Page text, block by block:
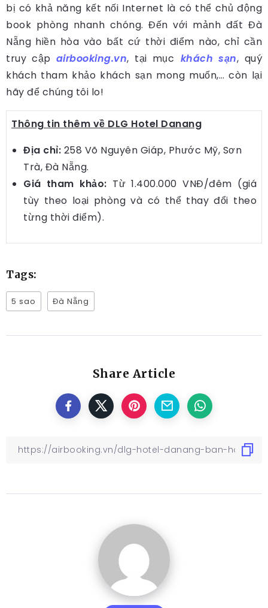
bị có khả năng kết nối Internet là có thể chủ động
book phòng nhanh chóng. Đến với mảnh đất Đà
Nẵng hiền hòa vào bất cứ thời điểm nào, chỉ cần
truy cập airbooking.vn, tại mục khách sạn, quý
khách tham khảo khách sạn mong muốn,… còn lại
hãy để chúng tôi lo!
Thông tin thêm về DLG Hotel Danang
Địa chỉ: 258 Võ Nguyên Giáp, Phước Mỹ, Sơn
Trà, Đà Nẵng.
Giá tham khảo: Từ 1.400.000 VNĐ/đêm (giá
tùy theo loại phòng và có thể thay đổi theo
từng thời điểm).
Tags:
5 sao Đà Nẵng
Share Article